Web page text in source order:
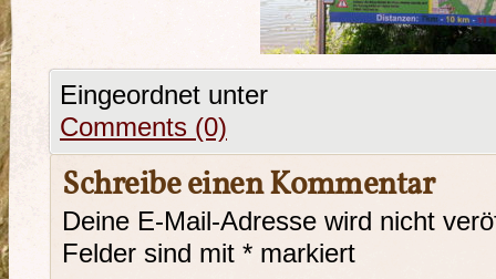
Eingeordnet unter
Comments (0)
Schreibe einen Kommentar
Deine E-Mail-Adresse wird nicht
Felder sind mit * markiert